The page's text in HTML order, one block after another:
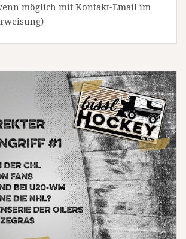
möglich mit Kontakt-Email im